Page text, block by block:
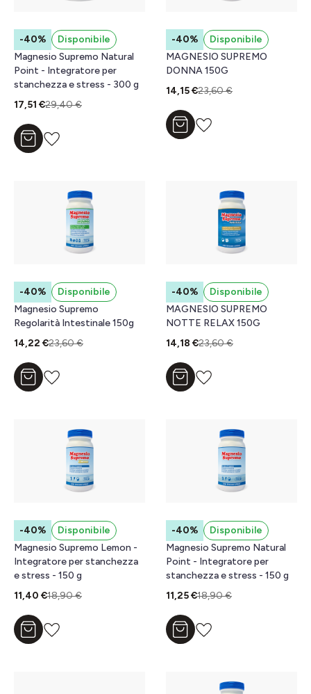
-40%
Disponibile
Magnesio Supremo Natural
Point - Integratore per
stanchezza e stress - 300 g
17,51 €29,40 €
Aggiungi al carrello
-40%
Disponibile
MAGNESIO SUPREMO
DONNA 150G
14,15 €23,60 €
Aggiungi al carrello
-40%
Disponibile
Magnesio Supremo
Regolarità Intestinale 150g
14,22 €23,60 €
Aggiungi al carrello
-40%
Disponibile
MAGNESIO SUPREMO
NOTTE RELAX 150G
14,18 €23,60 €
Aggiungi al carrello
-40%
Disponibile
Magnesio Supremo Lemon -
Integratore per stanchezza
e stress - 150 g
11,40 €18,90 €
Aggiungi al carrello
-40%
Disponibile
Magnesio Supremo Natural
Point - Integratore per
stanchezza e stress - 150 g
11,25 €18,90 €
Aggiungi al carrello